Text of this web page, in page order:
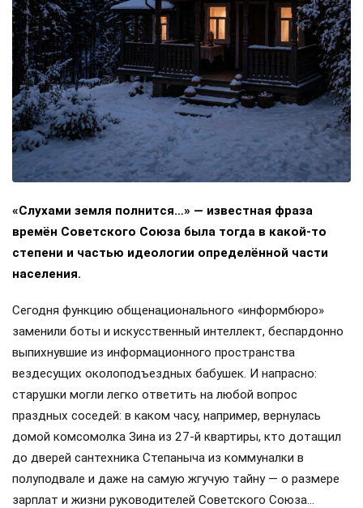
«Слухами земля полнится…» — известная фраза
времён Советского Союза была тогда в какой-то
степени и частью идеологии определённой части
населения.
Сегодня функцию общенационального «информбюро»
заменили боты и искусственный интеллект, беспардонно
выпихнувшие из информационного пространства
вездесущих околоподъездных бабушек. И напрасно:
старушки могли легко ответить на любой вопрос
праздных соседей: в каком часу, например, вернулась
домой комсомолка Зина из 27-й квартиры, кто дотащил
до дверей сантехника Степаныча из коммуналки в
полуподвале и даже на самую жгучую тайну — о размере
зарплат и жизни руководителей Советского Союза…